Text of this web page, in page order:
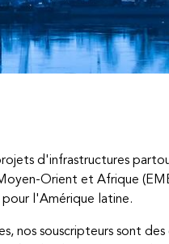
d'infrastructures
Orient et Afrique
l'Amérique latine.
nos souscripteurs sont des